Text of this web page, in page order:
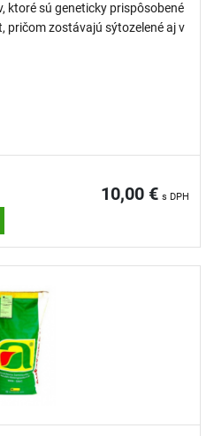
ktoré sú geneticky prispôsobené
pričom zostávajú sýtozelené aj v
Použité odrody sú šetrné k
aj z hlbších vrstiev zeme.
extrémneho sucha sa trávnik
a opätovne ozelenieť po prvých
Špeciálne zloženie podporuje
a nízkom kosení, ktoré robotické
10,00 € s DPH